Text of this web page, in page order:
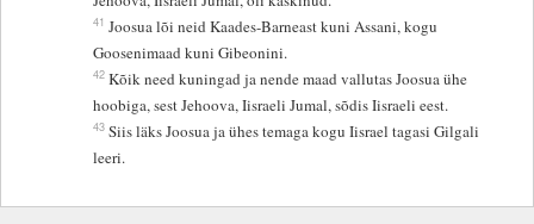
41 Joosua lõi neid Kaades-Barneast kuni Assani, kogu
Goosenimaad kuni Gibeonini.
42 Kõik need kuningad ja nende maad vallutas Joosua ühe
hoobiga, sest Jehoova, Iisraeli Jumal, sõdis Iisraeli eest.
43 Siis läks Joosua ja ühes temaga kogu Iisrael tagasi Gilgali
leeri.